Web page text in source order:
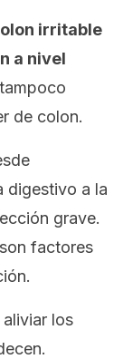
irritable
a nivel
de colon.
digestivo a la
grave.
factores
los